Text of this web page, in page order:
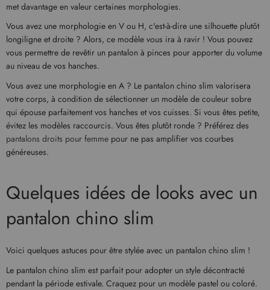
met davantage en valeur certaines morphologies.
Vous avez une morphologie en V ou H, c'est-à-dire une silhouette plutôt
longiligne et droite ? Alors, ce modèle vous ira à ravir ! Vous pouvez
vous permettre de revêtir un pantalon à pinces pour apporter du volume
au niveau de vos hanches.
Vous avez une morphologie en A ? Le pantalon chino slim valorisera
votre corps, à condition de sélectionner un modèle de couleur sobre
qui épouse parfaitement vos hanches et vos cuisses. Si vous êtes petite,
évitez les modèles raccourcis. Vous êtes plutôt ronde ? Préférez des
pantalons droits pour femme pour ne pas amplifier vos courbes
généreuses.
Quelques idées de looks avec un
pantalon chino slim
Voici quelques astuces pour être stylée avec un pantalon chino slim !
Le pantalon chino slim est parfait pour adopter un style décontracté
pendant la période estivale. Craquez pour un modèle pastel ou coloré.